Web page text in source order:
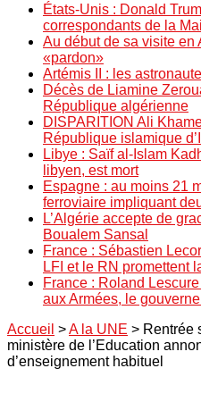
États-Unis : Donald
correspondants de la
Au début de sa visite en
«pardon»
Artémis II : les
Décès de Liamine
République algérienne
DISPARITION Ali
République islamique
Libye : Saïf al-Islam
libyen, est mort
Espagne : au moins 21
ferroviaire impliquant
L’Algérie accepte de
Boualem Sansal
France : Sébastien
LFI et le RN promettent
France : Roland
aux Armées, le
Accueil >A la UNE > Rentrée
ministère de l’Education
d’enseignement habituel